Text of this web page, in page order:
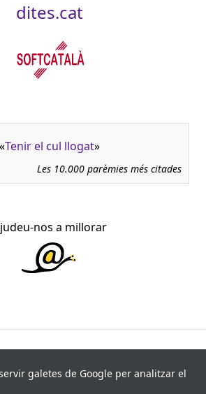
dites.cat
«Tenir el cul llogat»
Les 10.000 parèmies més citades
nos a millorar
fonts i 8.113 informants. Última
galetes de Google per analitzar el